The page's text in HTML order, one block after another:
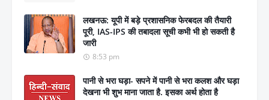
लखनऊ: यूपी में बड़े प्रशासनिक फेरबदल की तैयारी
पूरी, IAS-IPS की तबादला सूची कभी भी हो सकती है
जारी
8:53 pm
पानी से भरा घड़ा- सपने में पानी से भरा कलश और घड़ा
देखना भी शुभ माना जाता है. इसका अर्थ होता है